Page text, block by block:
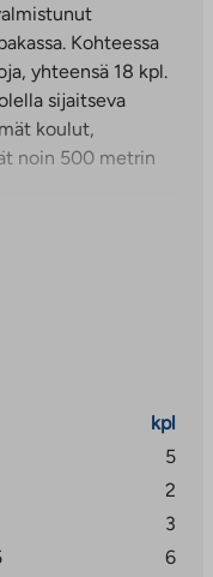
Kohteessa
yhteensä 18 kpl.
sijaitseva
koulut,
noin 500 metrin
kpl
5
2
3
6